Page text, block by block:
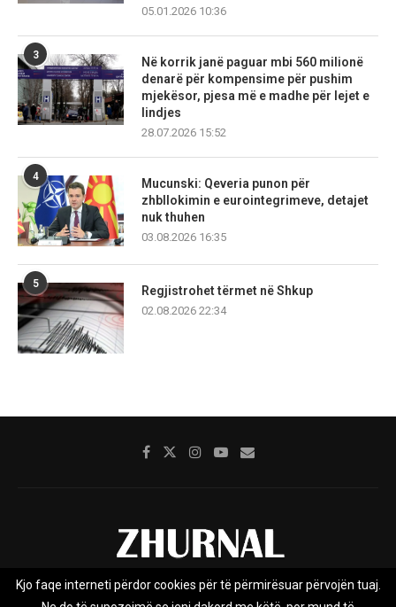
05.01.2026 10:36
3
Në korrik janë paguar mbi 560 milionë
denarë për kompensime për pushim
mjekësor, pjesa më e madhe për lejet e
lindjes
28.07.2026 15:52
4
Mucunski: Qeveria punon për
zhbllokimin e eurointegrimeve, detajet
nuk thuhen
03.08.2026 16:35
5
Regjistrohet tërmet në Shkup
02.08.2026 22:34
Rreth nesh Impresumi Marketing
Kjo faqe interneti përdor cookies për të përmirësuar përvojën tuaj.